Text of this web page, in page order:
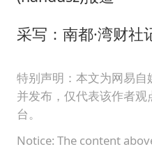
采写：南都·湾财社
特别声明：本文为网易自
并发布，仅代表该作者
台。
Notice: The content